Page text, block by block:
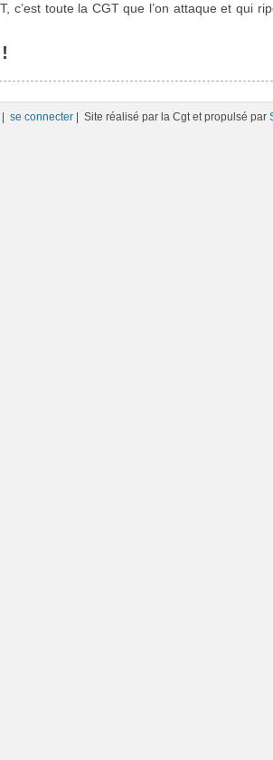
c’est toute la CGT que l’on attaque et qui
se connecter | Site réalisé par la Cgt et propulsé par